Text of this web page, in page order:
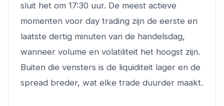
sluit het om 17:30 uur. De meest actieve
momenten voor day trading zijn de eerste en
laatste dertig minuten van de handelsdag,
wanneer volume en volatiliteit het hoogst zijn.
Buiten die vensters is de liquiditeit lager en de
spread breder, wat elke trade duurder maakt.